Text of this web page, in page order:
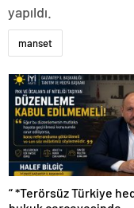
yapıldı.
manset
“ *Terörsüz Türkiye